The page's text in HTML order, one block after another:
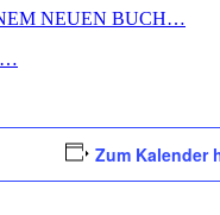
NEUEN BUCH…
Zum Kalender